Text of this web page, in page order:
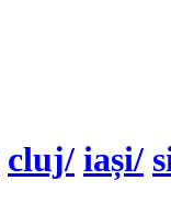
cluj/ iași/